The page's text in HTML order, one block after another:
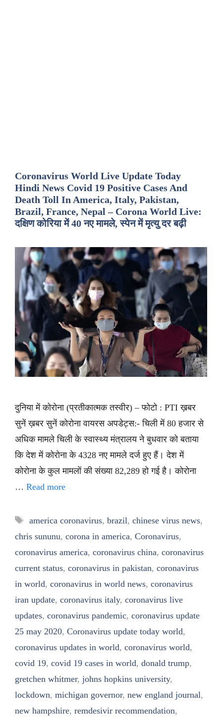
Coronavirus World Live Update Today
Hindi News Covid 19 Positive Cases And
Death Toll In America, Italy, Pakistan,
Brazil, France, Nepal – Corona World Live:
दक्षिण कोरिया में 40 नए मामले, स्पेन में मृत्यु दर बढ़ी
दुनिया में कोरोना (प्रतीकात्मक तस्वीर) – फोटो : PTI ख़बर
सुनें ख़बर सुनें कोरोना वायरस अपडेट्स:- चिली में 80 हजार से
अधिक मामले चिली के स्वास्थ्य मंत्रालय ने बुधवार को बताया
कि देश में कोरोना के 4328 नए मामले दर्ज हुए हैं। देश में
कोरोना के कुल मामलों की संख्या 82,289 हो गई है। कोरोना
… Read more
Tags
america coronavirus, brazil, chinese virus news,
chris sununu, corona in america, Coronavirus,
coronavirus america, coronavirus china, coronavirus
current status, coronavirus in pakistan, coronavirus
in world, coronavirus in world news, coronavirus
iran update, coronavirus italy, coronavirus live
updates, coronavirus pandemic, coronavirus update
25 may 2020, Coronavirus update today world,
coronavirus updates in world, coronavirus world,
covid 19, covid 19 cases in world, donald trump,
gretchen whitmer, johns hopkins university,
lockdown, michigan governor, new england journal,
new hampshire, remdesivir recommendation,